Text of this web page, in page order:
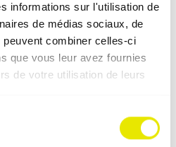
informations sur l'utilisation de
de médias sociaux, de
combiner celles-ci
que vous leur avez fournies
de votre utilisation de leurs
fréquents